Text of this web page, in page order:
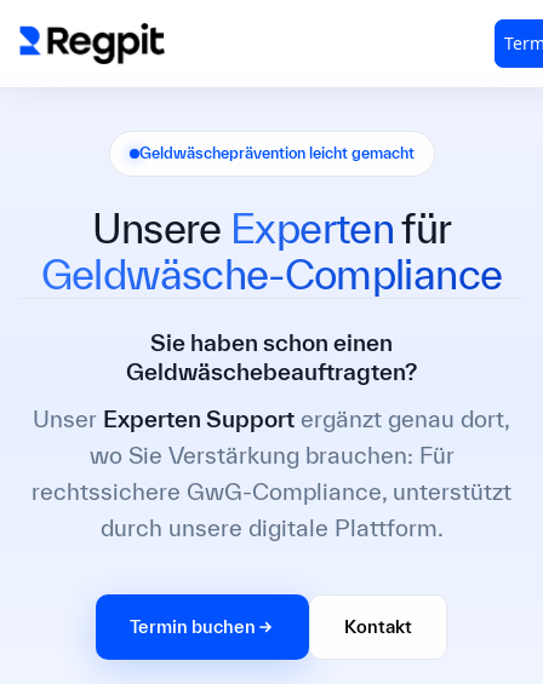
Geldwäscheprävention leicht gemacht
Unsere Expertenfür
Geldwäsche-Compliance
Sie haben schon einen
Geldwäschebeauftragten?
Unser Experten Support ergänzt genau dort,
wo Sie Verstärkung brauchen: Für
rechtssichere GwG-Compliance, unterstützt
durch unsere digitale Plattform.
Termin buchen Kontakt